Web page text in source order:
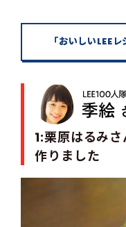
「おいしいLEE
1:栗原はるみ
作りました